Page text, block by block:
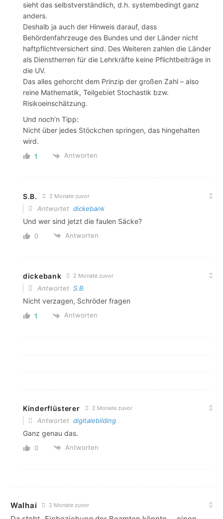
sieht das selbstverständlich, d.h. systembedingt ganz
anders.
Deshalb ja auch der Hinweis darauf, dass
Behördenfahrzeuge des Bundes und der Länder nicht
haftpflichtversichert sind. Des Weiteren zahlen die Länder
als Dienstherren für die Lehrkräfte keine Pflichtbeiträge in
die UV.
Das alles gehorcht dem Prinzip der großen Zahl – also
reine Mathematik, Teilgebiet Stochastik bzw.
Risikoeinschätzung.
Und noch’n Tipp:
Nicht über jedes Stöckchen springen, das hingehalten
wird.
1 Antworten
S.B. 2 Monate zuvor
Antwortet dickebank
Und wer sind jetzt die faulen Säcke?
0 Antworten
dickebank 2 Monate zuvor
Antwortet S.B.
Nicht verzagen, Schröder fragen
1 Antworten
Kinderflüsterer 2 Monate zuvor
Antwortet digitalebilding
Ganz genau das.
0 Antworten
Walhai 2 Monate zuvor